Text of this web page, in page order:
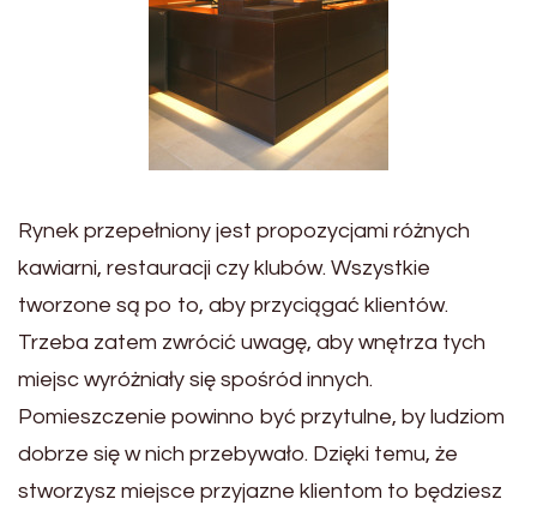
Rynek przepełniony jest propozycjami różnych
kawiarni, restauracji czy klubów. Wszystkie
tworzone są po to, aby przyciągać klientów.
Trzeba zatem zwrócić uwagę, aby wnętrza tych
miejsc wyróżniały się spośród innych.
Pomieszczenie powinno być przytulne, by ludziom
dobrze się w nich przebywało. Dzięki temu, że
stworzysz miejsce przyjazne klientom to będziesz